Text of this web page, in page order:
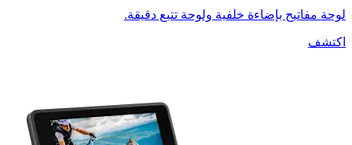
لوحة مفاتيح بإضاءة خلفية ولوحة تتبع دقيقة.
اكتشف